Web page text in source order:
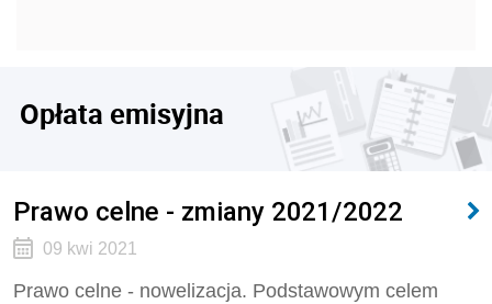
Opłata emisyjna
Prawo celne - zmiany 2021/2022
09 kwi 2021
Prawo celne - nowelizacja. Podstawowym celem